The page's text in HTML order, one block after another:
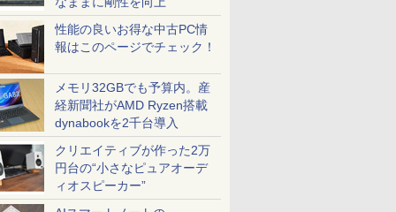
性能の良いお得な中古PC情
報はこのページでチェック！
メモリ32GBでも予算内。産
経新聞社がAMD Ryzen搭載
dynabookを2千台導入
クリエイティブが作った2万
円台の“小さなピュアオーデ
ィオスピーカー”